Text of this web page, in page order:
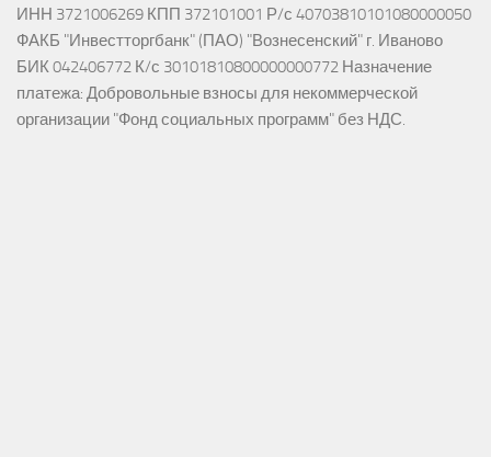
ИНН 3721006269 КПП 372101001 Р/с 40703810101080000050
ФАКБ "Инвестторгбанк" (ПАО) "Вознесенский" г. Иваново
БИК 042406772 К/с 30101810800000000772 Назначение
платежа: Добровольные взносы для некоммерческой
организации "Фонд социальных программ" без НДС.